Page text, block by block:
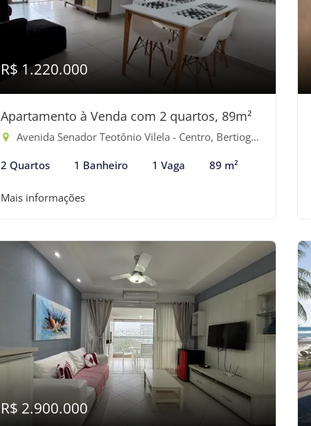
R$ 1.220.000
Apartamento à Venda com 2 quartos, 89m²
Avenida Senador Teotônio Vilela - Centro, Bertioga-SP
2 Quartos 1 Banheiro 1 Vaga 89 m²
Mais informações
R$ 2.900.000